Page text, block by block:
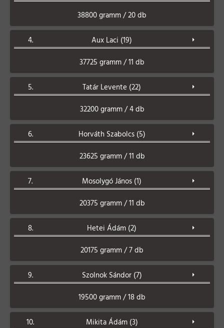
38800 gramm / 20 db
4.
Aux Laci (19)
37725 gramm / 11 db
5.
Tatár Levente (22)
32200 gramm / 4 db
6.
Horváth Szabolcs (5)
23625 gramm / 11 db
7.
Mosolygó János (1)
20375 gramm / 11 db
8.
Hetei Ádám (2)
20175 gramm / 7 db
9.
Szolnok Sándor (7)
19500 gramm / 18 db
10.
Mikita Ádám (3)